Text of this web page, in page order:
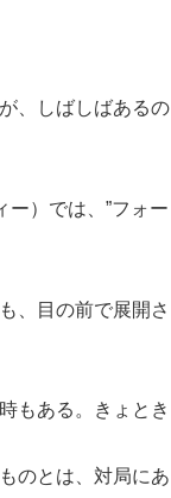
、しばしばあるの
）では、”フォー
、目の前で展開さ
もある。きょとき
のとは、対局にあ